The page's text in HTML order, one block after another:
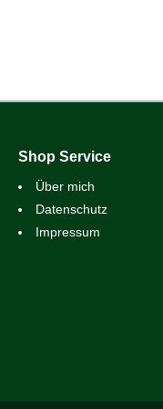
Shop Service
Über mich
Datenschutz
Impressum